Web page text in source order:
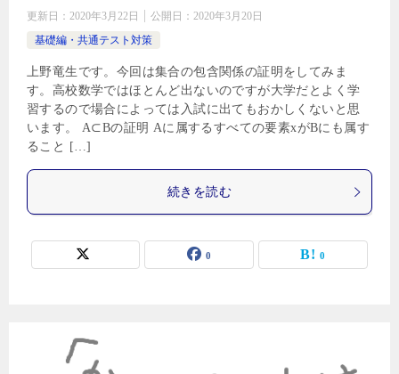
更新日： 2020年3月22日 公開日： 2020年3月20日
基礎編・共通テスト対策
上野竜生です。今回は集合の包含関係の証明をしてみま
す。高校数学ではほとんど出ないのですが大学だとよく学
習するので場合によっては入試に出てもおかしくないと思
います。 A⊂Bの証明 Aに属するすべての要素xがBにも属す
ること […]
続きを読む
0 0